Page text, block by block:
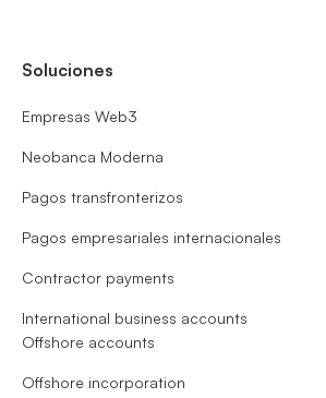
Soluciones
Empresas Web3
Neobanca Moderna
Pagos transfronterizos
Pagos empresariales internacionales
Contractor payments
International business accounts
Offshore accounts
Offshore incorporation